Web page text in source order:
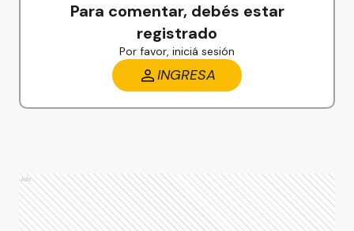
Para comentar, debés estar
registrado
Por favor, iniciá sesión
INGRESA
Ads